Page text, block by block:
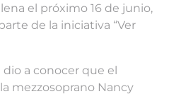
el próximo 16 de junio,
de la iniciativa “Ver
a conocer que el
mezzosoprano Nancy